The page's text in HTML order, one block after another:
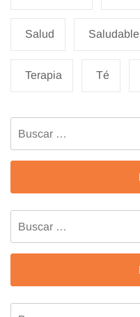
Salud Saludable
Terapia Té